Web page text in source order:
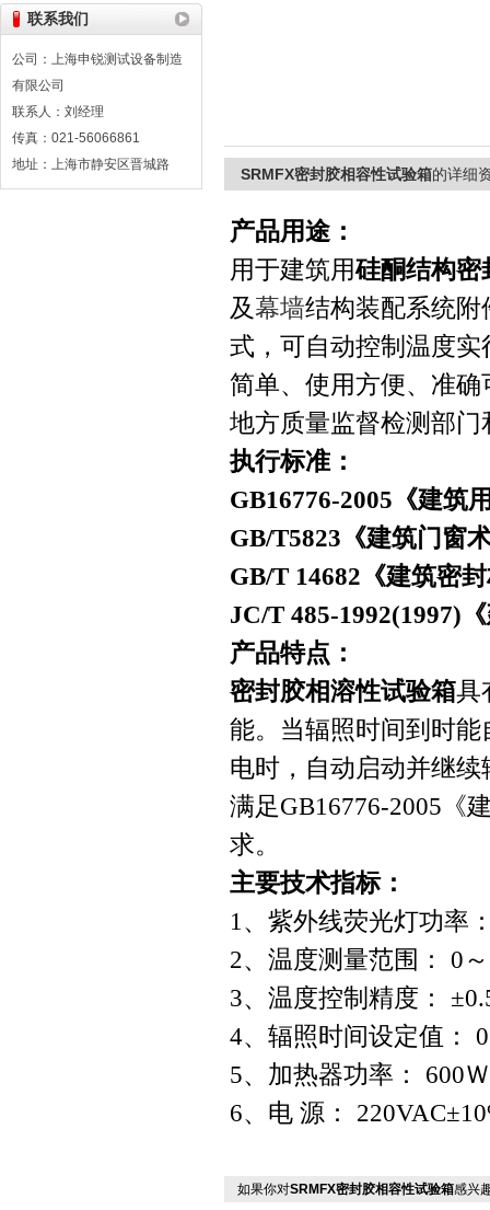
联系我们
公司：上海申锐测试设备制造
有限公司
联系人：刘经理
传真：021-56066861
地址：上海市静安区晋城路
SRMFX密封胶相容性试验箱的详细
产品用途：
用于建筑用硅酮结构密
及幕墙结构装配系统
式，可自动控制温度
简单、使用方便、准
地方质量监督检测部
执行标准：
GB16776-2005 《建筑
GB/T5823 《建筑门窗
GB/T 14682 《建筑密
JC/T 485-1992(1997)
产品特点：
密封胶相溶性试验箱具
能。当辐照时间到时
电时，自动启动并继
满足GB16776-2005《
求。
主要技术指标：
1 、紫外线荧光灯功率
2、温度测量范围： 0
3、温度控制精度：
4、辐照时间设定值：
5、加热器功率： 600Ｗ
6、电 源：
如果你对SRMFX密封胶相容性试验箱感兴